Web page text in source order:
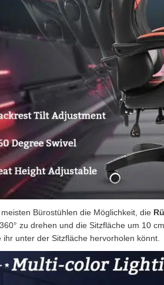
Bürostühlen die Möglichkeit, die
zu drehen und die Sitzfläche um 10
ihr unter der Sitzfläche hervorholen könnt.